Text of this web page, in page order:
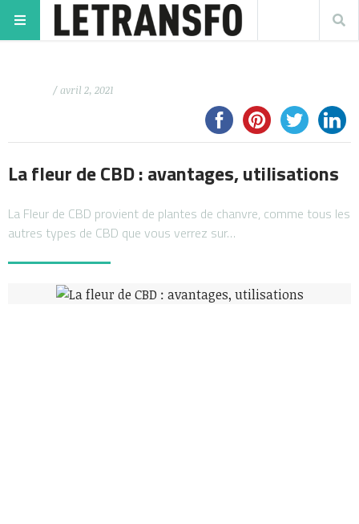
/ avril 2, 2021
La fleur de CBD : avantages, utilisations
La Fleur de CBD provient de plantes de chanvre, comme tous les
autres types de CBD que vous verrez sur…